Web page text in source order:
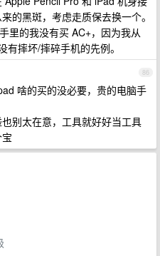
的黑斑，考虑走质保去换一个。
里的我没有买 AC+，因为我从
摔坏/摔碎手机的先例。
86
啥的买的没必要，贵的电脑手
别太在意，工具就好好当工具